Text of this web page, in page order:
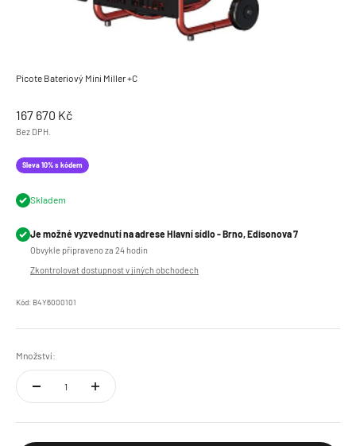
Picote Bateriový Mini Miller +C
Prodejní cena
167 670 Kč
Bez DPH.
Sleva 10% s kódem
Skladem
Je možné vyzvednutí na adrese Hlavní sídlo - Brno, Edisonova 7
Obvykle připraveno za 24 hodin
Zkontrolovat dostupnost v jiných obchodech
Kód: B4Y6000101
Množství: